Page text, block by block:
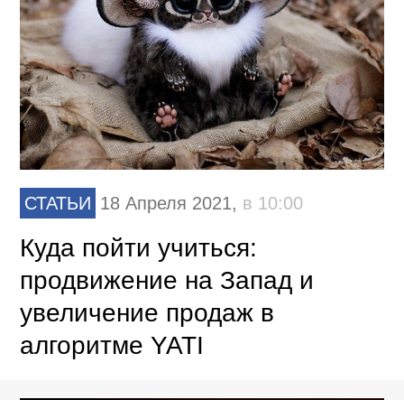
СТАТЬИ 18 Апреля 2021, в 10:00
Куда пойти учиться:
продвижение на Запад и
увеличение продаж в
алгоритме YATI